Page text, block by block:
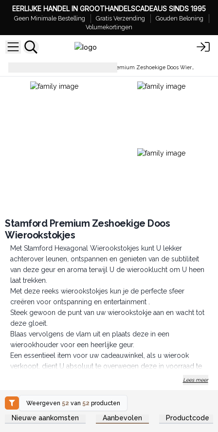
EERLIJKE HANDEL IN GROOTHANDELSCADEAUS SINDS 1995
Geen Minimale Bestelling Gratis Verzending
Gouden Beloning
Volumekortingen
Stamford Premium Zeshoekige Doos Wierookstokjes
Stamford Premium Zeshoekige Doos
Wierookstokjes
Met Stamford Hexagonal Wierookstokjes kunt U lekker
achterover leunen, ontspannen en genieten van de subtiliteit
van deze geur en aroma terwijl U de wierooklucht om U heen
laat trekken.
Met deze reeks wierookstokjes kun je de perfecte sfeer
creëren voor ontspanning en entertainment .
Steek gewoon de punt van uw wierookstokje aan en wacht tot
deze gloeit.
Blaas vervolgens de vlam uit en plaats deze in een
wierookhouder voor een heerlijke geur.
Een essentieel item voor uw cadeauwinkel, als u wierook
verkoopt, dient U absoluut te overwegen deze in voorraad te
Brandtijd ca. 30 minuten. per stokje.
De verpakking is alleen gemaakt van grondstoffen voor de
parfumerie en is recyclebaar.
Lees meer
Weergeven 52 van 52 producten
Nieuwe aankomsten Aanbevolen Productcode
Log in of registreer u voor
groothandelsprijzen.
Log in of registreer u voor
groothandelsprijzen.